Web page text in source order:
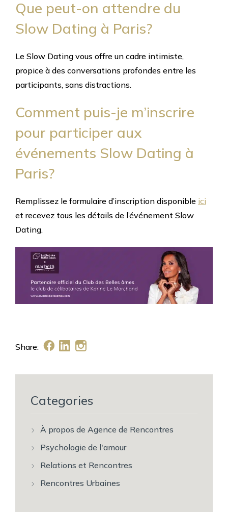
Que peut-on attendre du
Slow Dating à Paris?
Le Slow Dating vous offre un cadre intimiste,
propice à des conversations profondes entre les
participants, sans distractions.
Comment puis-je m’inscrire
pour participer aux
événements Slow Dating à
Paris?
Remplissez le formulaire d’inscription disponible ici
et recevez tous les détails de l’événement Slow
Dating.
Share:
Categories
À propos de Agence de Rencontres
Psychologie de l'amour
Relations et Rencontres
Rencontres Urbaines